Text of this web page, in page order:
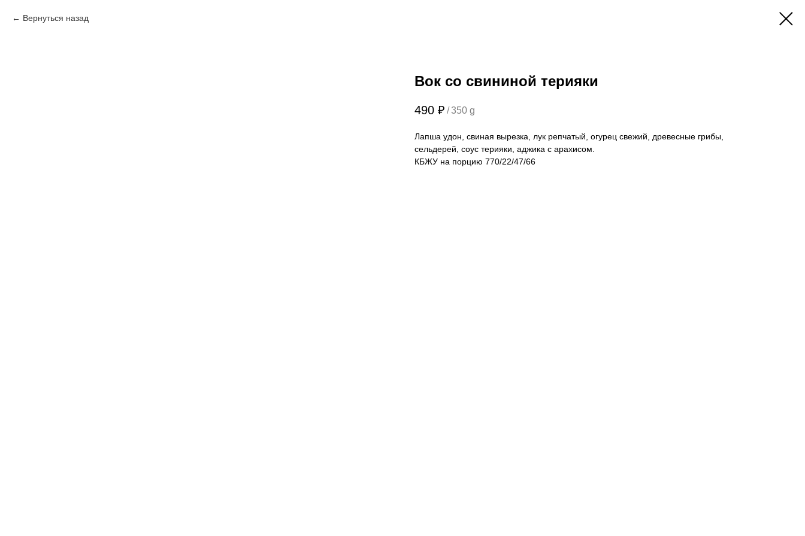
Вернуться назад
Вок со свининой терияки
490 ₽ /350 g
Лапша удон, свиная вырезка, лук репчатый, огурец свежий, древесные грибы,
сельдерей, соус терияки, аджика с арахисом.
КБЖУ на порцию 770/22/47/66